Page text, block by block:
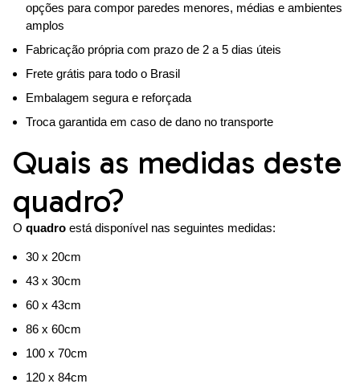
opções para compor paredes menores, médias e ambientes
amplos
Fabricação própria com prazo de 2 a 5 dias úteis
Frete grátis para todo o Brasil
Embalagem segura e reforçada
Troca garantida em caso de dano no transporte
Quais as medidas deste
quadro?
O quadro está disponível nas seguintes medidas:
30 x 20cm
43 x 30cm
60 x 43cm
86 x 60cm
100 x 70cm
120 x 84cm